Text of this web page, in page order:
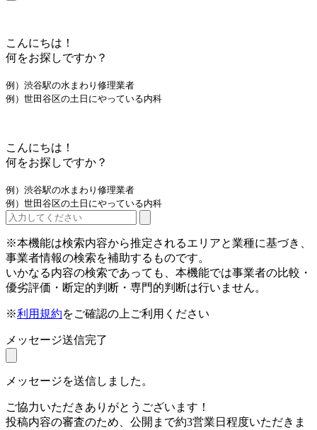
こんにちは！
何をお探しですか？
例）渋谷駅の水まわり修理業者
例）世田谷区の土日にやっている内科
こんにちは！
何をお探しですか？
例）渋谷駅の水まわり修理業者
例）世田谷区の土日にやっている内科
※本機能は検索内容から推定されるエリアと業種に基づき、
事業者情報の検索を補助するものです。
いかなる内容の検索であっても、本機能では事業者の比較・
優劣評価・断定的判断・専門的判断は行いません。
※利用規約をご確認の上ご利用ください
メッセージ送信完了
メッセージを送信しました。
ご協力いただきありがとうございます！
投稿内容の審査のため、公開まで約3営業日程度いただきま